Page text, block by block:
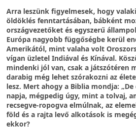
Arra leszünk figyelmesek, hogy
öldöklés fenntartásában, bábként
országvezetőket és egyszerű
Európa nagyobb függőségbe kerül
Amerikától, mint valaha volt
vígan üzletel Indiával és Kínával.
mindenki jól van, csak a játszótéren
darabig még lehet szórakozni az
lesz. Mert ahogy a Biblia mondja:
napja, mégpedig úgy, mint a tolvaj,
recsegve-ropogva elmúlnak, az
föld és a rajta levő alkotások is
ekkor?